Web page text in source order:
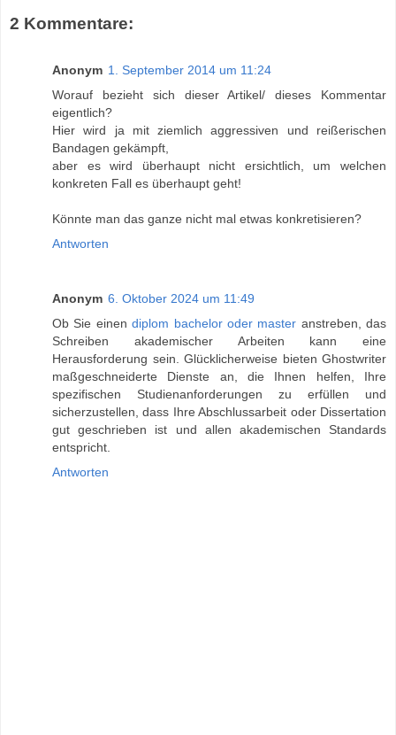
2 Kommentare:
Anonym 1. September 2014 um 11:24
Worauf bezieht sich dieser Artikel/ dieses Kommentar
eigentlich?
Hier wird ja mit ziemlich aggressiven und reißerischen
Bandagen gekämpft,
aber es wird überhaupt nicht ersichtlich, um welchen
konkreten Fall es überhaupt geht!
Könnte man das ganze nicht mal etwas konkretisieren?
Antworten
Anonym 6. Oktober 2024 um 11:49
Ob Sie einendiplom bachelor oder master anstreben, das
Schreiben akademischer Arbeiten kann eine
Herausforderung sein. Glücklicherweise bieten Ghostwriter
maßgeschneiderte Dienste an, die Ihnen helfen, Ihre
spezifischen Studienanforderungen zu erfüllen und
sicherzustellen, dass Ihre Abschlussarbeit oder Dissertation
gut geschrieben ist und allen akademischen Standards
entspricht.
Antworten